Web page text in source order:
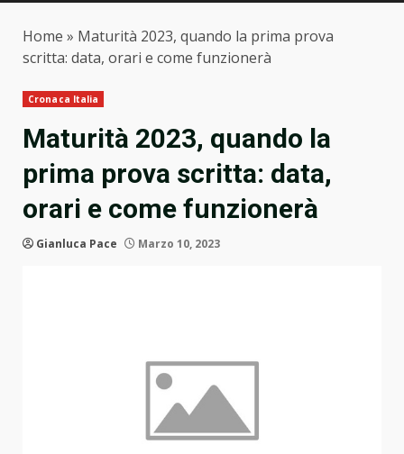
Home » Maturità 2023, quando la prima prova
scritta: data, orari e come funzionerà
Cronaca Italia
Maturità 2023, quando la
prima prova scritta: data,
orari e come funzionerà
Gianluca Pace Marzo 10, 2023